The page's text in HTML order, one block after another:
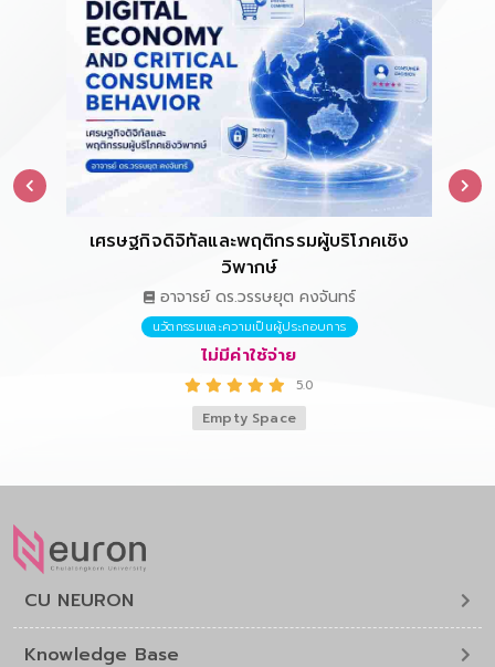
เศรษฐกิจดิจิทัลและพฤติกรรมผู้บริโภคเชิง
วิพากษ์
อาจารย์ ดร.วรรษยุต คงจันทร์
นวัตกรรมและความเป็นผู้ประกอบการ
ไม่มีค่าใช้จ่าย
5.0
Empty Space
CU NEURON
Knowledge Base